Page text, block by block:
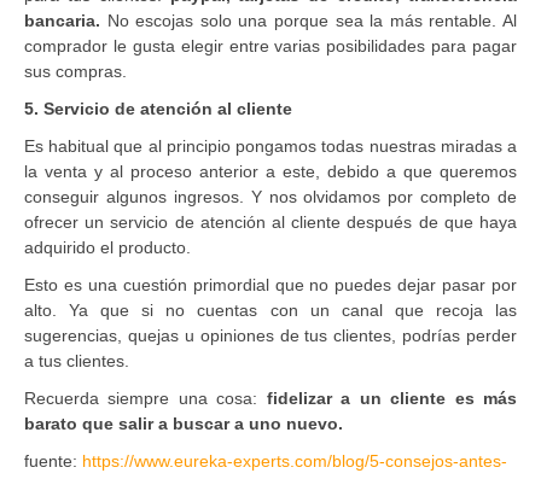
bancaria. No escojas solo una porque sea la más rentable. Al
comprador le gusta elegir entre varias posibilidades para pagar
sus compras.
5. Servicio de atención al cliente
Es habitual que al principio pongamos todas nuestras miradas a
la venta y al proceso anterior a este, debido a que queremos
conseguir algunos ingresos. Y nos olvidamos por completo de
ofrecer un servicio de atención al cliente después de que haya
adquirido el producto.
Esto es una cuestión primordial que no puedes dejar pasar por
alto. Ya que si no cuentas con un canal que recoja las
sugerencias, quejas u opiniones de tus clientes, podrías perder
a tus clientes.
Recuerda siempre una cosa: fidelizar a un cliente es más
barato que salir a buscar a uno nuevo.
fuente: https://www.eureka-experts.com/blog/5-consejos-antes-